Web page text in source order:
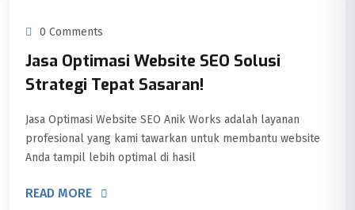
0 Comments
Jasa Optimasi Website SEO Solusi
Strategi Tepat Sasaran!
Jasa Optimasi Website SEO Anik Works adalah layanan
profesional yang kami tawarkan untuk membantu website
Anda tampil lebih optimal di hasil
READ MORE